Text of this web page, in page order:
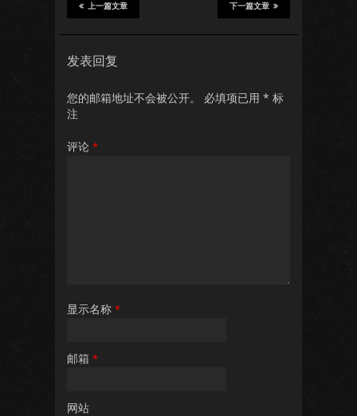
下一篇文章
上一篇文章
发表回复
您的邮箱地址不会被公开。 必填项已用 * 标
注
评论 *
显示名称 *
邮箱 *
网站